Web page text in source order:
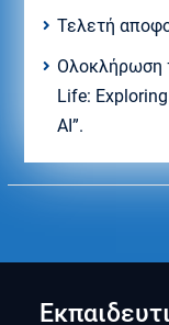
Τελετή
Ολοκλήρωση
Life:
AI”.